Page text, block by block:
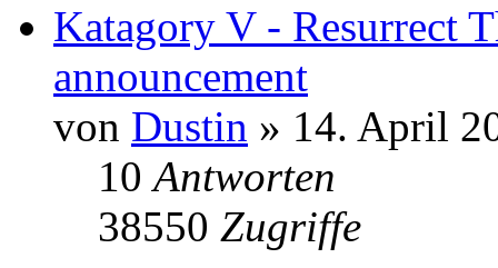
Katagory V - Resurrect
announcement
von Dustin » 14. April
10Antworten
38550 Zugriffe